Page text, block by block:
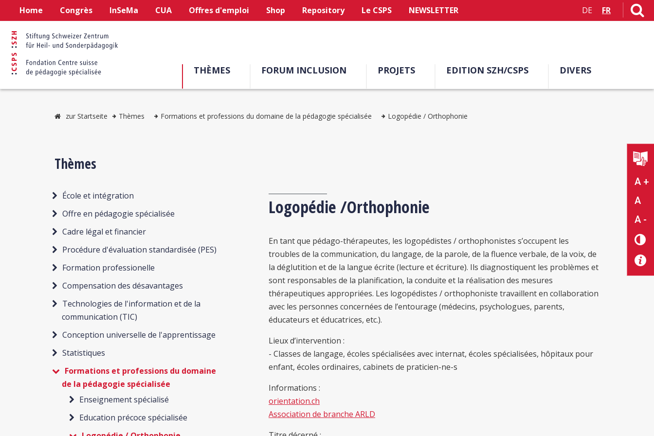
Home Congrès InSeMa CUA Offres d'emploi Shop Repository Le CSPS NEWSLETTER DE FR
THÈMES FORUM INCLUSION PROJETS EDITION SZH/CSPS DIVERS
A +
A
A -
zur Startseite Thèmes Formations et professions du domaine de la pédagogie spécialisée Logopédie / Orthophonie
Thèmes
École et intégration
Offre en pédagogie spécialisée
Cadre légal et financier
Procédure d'évaluation standardisée (PES)
Formation professionelle
Compensation des désavantages
Technologies de l'information et de la
communication (TIC)
Conception universelle de l'apprentissage
Statistiques
Formations et professions du domaine
de la pédagogie spécialisée
Enseignement spécialisé
Education précoce spécialisée
Logopédie /Orthophonie
En tant que pédago-thérapeutes, les logopédistes / orthophonistes s’occupent les
troubles de la communication, du langage, de la parole, de la fluence verbale, de la voix, de
la déglutition et de la langue écrite (lecture et écriture). Ils diagnostiquent les problèmes et
sont responsables de la planification, la conduite et la réalisation des mesures
thérapeutiques appropriées. Les logopédistes / orthophoniste travaillent en collaboration
avec les personnes concernées de l’entourage (médecins, psychologues, parents,
éducateurs et éducatrices, etc.).
Lieux d’intervention :
- Classes de langage, écoles spécialisées avec internat, écoles spécialisées, hôpitaux pour
enfant, écoles ordinaires, cabinets de praticien-ne-s
Informations :
orientation.ch
Association de branche ARLD